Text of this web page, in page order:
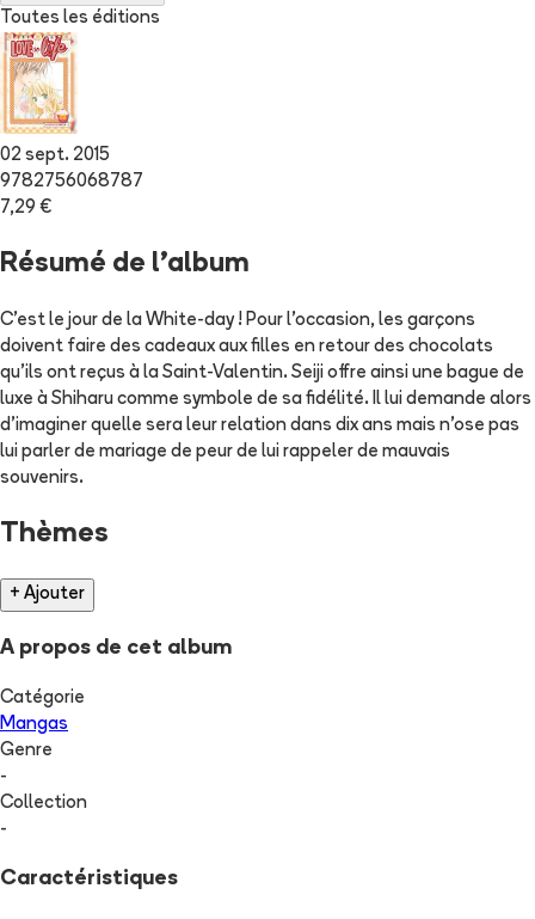
Toutes les éditions
02 sept. 2015
9782756068787
7,29 €
Résumé de l'album
C'est le jour de la White-day ! Pour l'occasion, les garçons
doivent faire des cadeaux aux filles en retour des chocolats
qu'ils ont reçus à la Saint-Valentin. Seiji offre ainsi une bague de
luxe à Shiharu comme symbole de sa fidélité. Il lui demande alors
d'imaginer quelle sera leur relation dans dix ans mais n'ose pas
lui parler de mariage de peur de lui rappeler de mauvais
souvenirs.
Thèmes
+ Ajouter
A propos de cet album
Catégorie
Mangas
Genre
-
Collection
-
Caractéristiques